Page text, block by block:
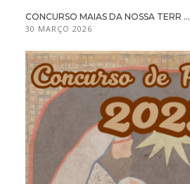
CONCURSO MAIAS DA NOSSA TERR ...
30 MARÇO 2026